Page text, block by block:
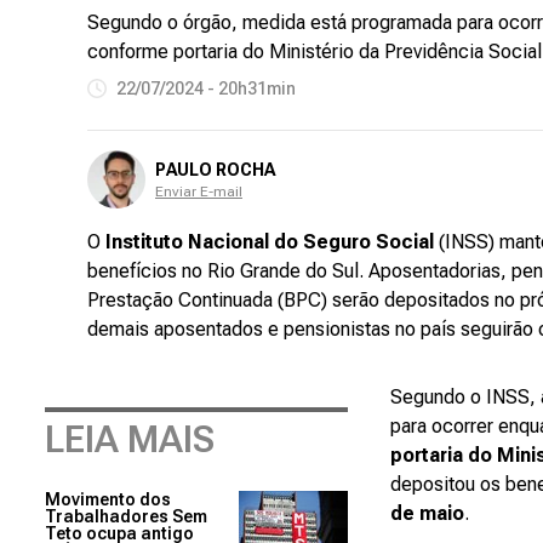
Segundo o órgão, medida está programada para
conforme portaria do Ministério da Previdência Social
22/07/2024 - 20h31min
PAULO ROCHA
Enviar E-mail
O Instituto Nacional do Seguro Social (INSS)
benefícios no Rio Grande do Sul. Aposentadorias,
Prestação Continuada (BPC) serão depositados no
demais aposentados e pensionistas no país
LEIA MAIS
Movimento dos
Trabalhadores Sem
Teto ocupa antigo
Segundo o INSS,
para ocorrer
portaria do
depositou os
de maio.